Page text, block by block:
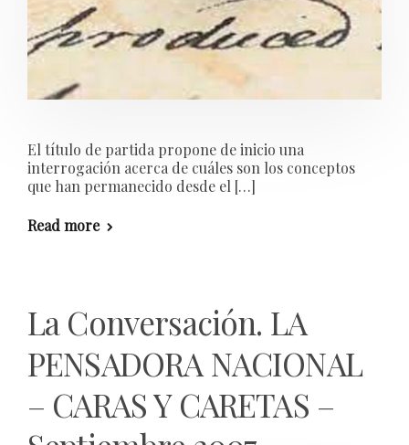
El título de partida propone de inicio una
interrogación acerca de cuáles son los conceptos
que han permanecido desde el […]
Read more
La Conversación. LA
PENSADORA NACIONAL
– CARAS Y CARETAS –